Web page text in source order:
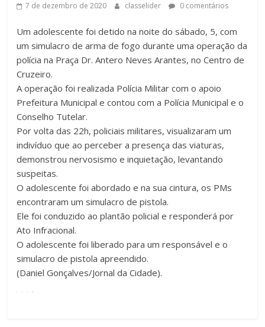
7 de dezembro de 2020 classelider 0 comentários
Um adolescente foi detido na noite do sábado, 5, com
um simulacro de arma de fogo durante uma operação da
polícia na Praça Dr. Antero Neves Arantes, no Centro de
Cruzeiro.
A operação foi realizada Polícia Militar com o apoio
Prefeitura Municipal e contou com a Polícia Municipal e o
Conselho Tutelar.
Por volta das 22h, policiais militares, visualizaram um
indivíduo que ao perceber a presença das viaturas,
demonstrou nervosismo e inquietação, levantando
suspeitas.
O adolescente foi abordado e na sua cintura, os PMs
encontraram um simulacro de pistola.
Ele foi conduzido ao plantão policial e responderá por
Ato Infracional.
O adolescente foi liberado para um responsável e o
simulacro de pistola apreendido.
(Daniel Gonçalves/Jornal da Cidade).